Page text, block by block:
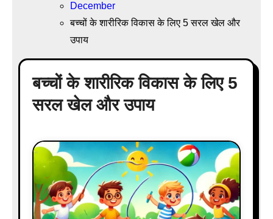
December
बच्चों के शारीरिक विकास के लिए 5 सरल खेल और
उपाय
बच्चों के शारीरिक विकास के लिए 5
सरल खेल और उपाय